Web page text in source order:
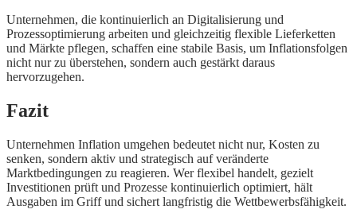
Unternehmen, die kontinuierlich an Digitalisierung und
Prozessoptimierung arbeiten und gleichzeitig flexible Lieferketten
und Märkte pflegen, schaffen eine stabile Basis, um Inflationsfolgen
nicht nur zu überstehen, sondern auch gestärkt daraus
hervorzugehen.
Fazit
Unternehmen Inflation umgehen bedeutet nicht nur, Kosten zu
senken, sondern aktiv und strategisch auf veränderte
Marktbedingungen zu reagieren. Wer flexibel handelt, gezielt
Investitionen prüft und Prozesse kontinuierlich optimiert, hält
Ausgaben im Griff und sichert langfristig die Wettbewerbsfähigkeit.